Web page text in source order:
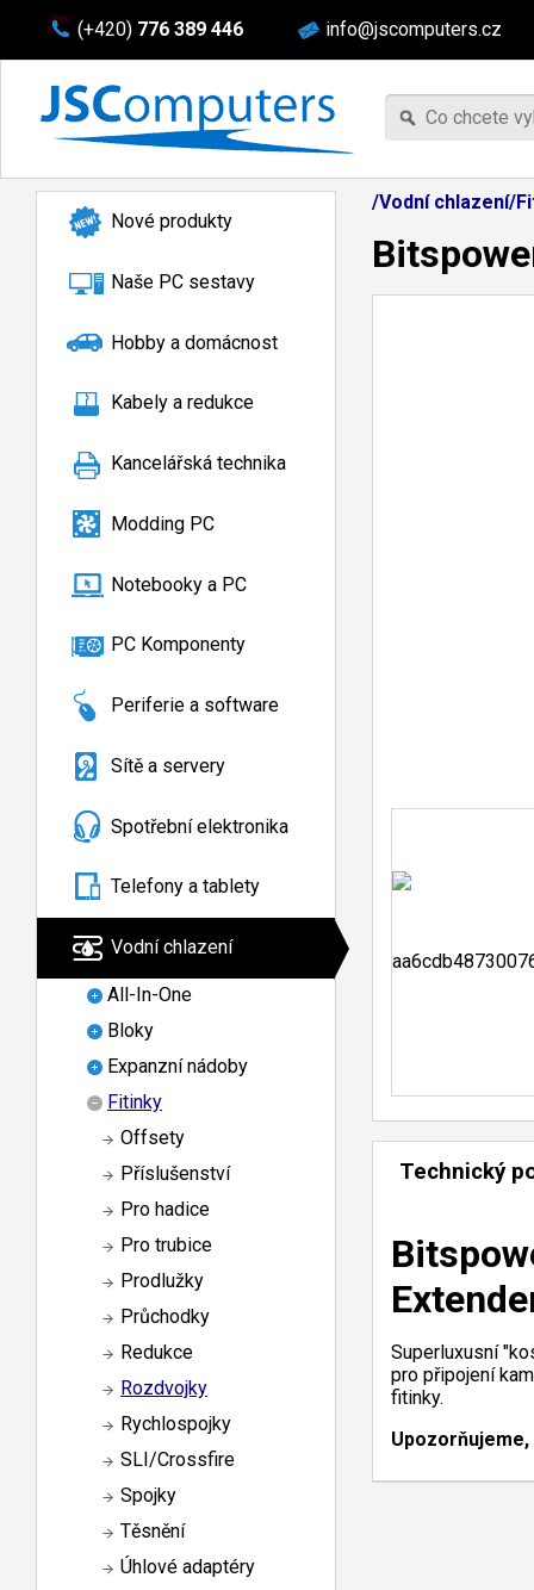
(+420) 776 389 446 info@jscomputers.cz
Nové produkty
Naše PC sestavy
Hobby a domácnost
Kabely a redukce
Kancelářská technika
Modding PC
Notebooky a PC
PC Komponenty
Periferie a software
Sítě a servery
Spotřební elektronika
Telefony a tablety
Vodní chlazení
All-In-One
Bloky
Expanzní nádoby
Fitinky
Offsety
Příslušenství
Pro hadice
Pro trubice
Prodlužky
Průchodky
Redukce
Rozdvojky
Rychlospojky
SLI/Crossfire
Spojky
Těsnění
Úhlové adaptéry
/Vodní chlazení/
Technický
Superluxusní
pro připojení
fitinky.